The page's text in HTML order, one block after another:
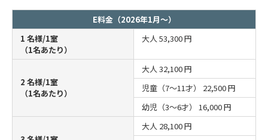
E料金（2026年1月～）
1 名様/1室
（1名あたり）
大人 53,300 円
2 名様/1室
（1名あたり）
大人 32,100 円
児童（7～11才） 22,500 円
幼児（3～6才） 16,000 円
大人 28,100 円